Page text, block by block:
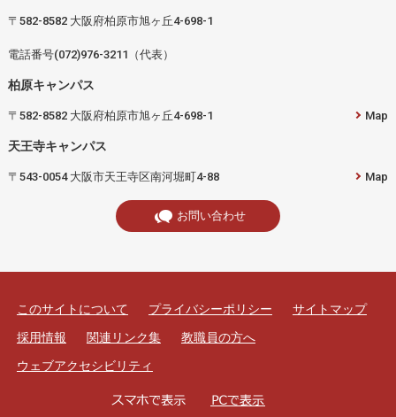
〒582-8582 大阪府柏原市旭ヶ丘4-698-1
電話番号(072)976-3211（代表）
柏原キャンパス
〒582-8582 大阪府柏原市旭ヶ丘4-698-1 Map
天王寺キャンパス
〒543-0054 大阪市天王寺区南河堀町4-88 Map
お問い合わせ
このサイトについて プライバシーポリシー
サイトマップ
採用情報
関連リンク集
教職員の方へ
ウェブアクセシビリティ